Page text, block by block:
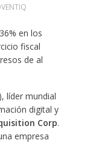
en los
fiscal
de al
líder mundial
digital y
Corp.
empresa